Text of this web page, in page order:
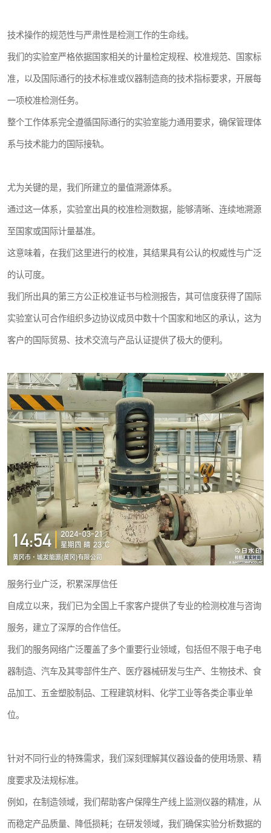
技术操作的规范性与严肃性是检测工作的生命线。
我们的实验室严格依据国家相关的计量检定规程、校准规范、国家标
准，以及国际通行的技术标准或仪器制造商的技术指标要求，开展每
一项校准检测任务。
整个工作体系完全遵循国际通行的实验室能力通用要求，确保管理体
系与技术能力的国际接轨。
尤为关键的是，我们所建立的量值溯源体系。
通过这一体系，实验室出具的校准检测数据，能够清晰、连续地溯源
至国家或国际计量基准。
这意味着，在我们这里进行的校准，其结果具有公认的权威性与广泛
的认可度。
我们所出具的第三方公正校准证书与检测报告，其可信度获得了国际
实验室认可合作组织多边协议成员中数十个国家和地区的承认，这为
客户的国际贸易、技术交流与产品认证提供了极大的便利。
服务行业广泛，积累深厚信任
自成立以来，我们已为全国上千家客户提供了专业的检测校准与咨询
服务，建立了深厚的合作信任。
我们的服务网络广泛覆盖了多个重要行业领域，包括但不限于电子电
器制造、汽车及其零部件生产、医疗器械研发与生产、生物技术、食
品加工、五金塑胶制品、工程建筑材料、化学工业等各类企事业单
位。
针对不同行业的特殊需求，我们深刻理解其仪器设备的使用场景、精
度要求及法规标准。
例如，在制造领域，我们帮助客户保障生产线上监测仪器的精准，从
而稳定产品质量、降低损耗；在研发领域，我们确保实验分析数据的